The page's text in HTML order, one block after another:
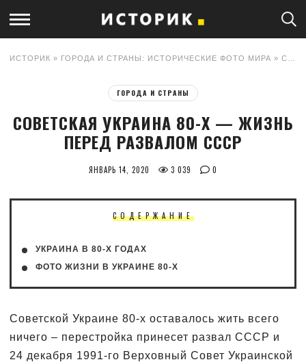
ИСТОРИК » ГОРОДА И СТРАНЫ: ИСТОРИЧЕСКИЕ ФОТО МИРА » СОВЕТСКАЯ УКРАИНА 80-Х — ЖИЗНЬ ПЕРЕД РАЗВАЛОМ СССР
ГОРОДА И СТРАНЫ
СОВЕТСКАЯ УКРАИНА 80-Х — ЖИЗНЬ
ПЕРЕД РАЗВАЛОМ СССР
ЯНВАРЬ 14, 2020 3 039 0
СОДЕРЖАНИЕ
УКРАИНА В 80-Х ГОДАХ
ФОТО ЖИЗНИ В УКРАИНЕ 80-Х
Советской Украине 80-х оставалось жить всего
ничего – перестройка принесет развал СССР и
24 декабря 1991-го Верховный Совет Украинской